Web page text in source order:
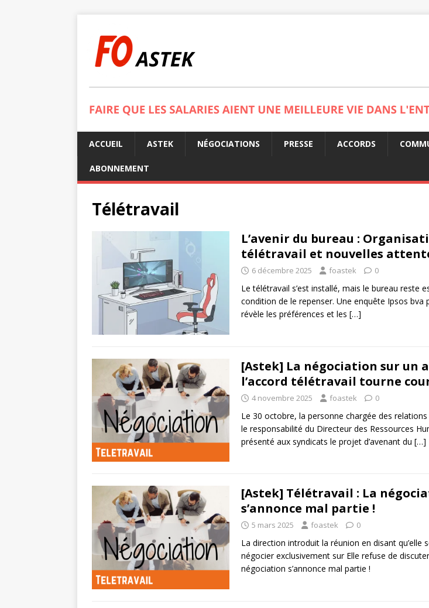
ACCUEIL ASTEK NÉGOCIATIONS PRESSE ACCORDS
ABONNEMENT
Télétravail
L’avenir du bureau :
télétravail et nouvelles
6 décembre 2025 foastek 0
Le télétravail s’est installé, mais le bureau reste
condition de le repenser. Une enquête Ipsos bva
révèle les préférences et les […]
[Astek] La négociation sur un
l’accord télétravail tourne
4 novembre 2025 foastek 0
Le 30 octobre, la personne chargée des
le responsabilité du Directeur des Ressources
présenté aux syndicats le projet d’avenant du […]
[Astek] Télétravail : La
s’annonce mal partie !
5 mars 2025 foastek 0
La direction introduit la réunion en disant qu’elle
négocier exclusivement sur Elle refuse de
négociation s’annonce mal partie !